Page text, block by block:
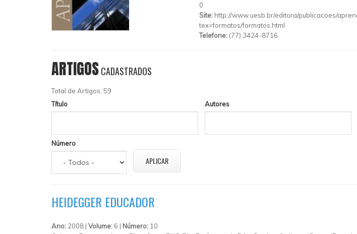
0
Site: http://www.uesb.br/editora/publicacoes/
tex=formatos/formatos.html
Telefone: (77) 3424-8716
ARTIGOSCADASTRADOS
Total de Artigos: 59
Título
Autores
Número
HEIDEGGER EDUCADOR
Ano: 2008 | Volume: 6 | Número: 10